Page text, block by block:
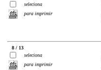
seleciona
para imprimir
8 / 13
seleciona
para imprimir